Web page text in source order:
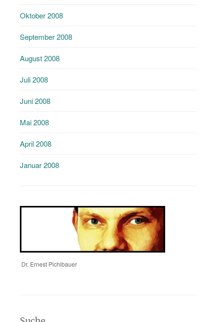
Oktober 2008
September 2008
August 2008
Juli 2008
Juni 2008
Mai 2008
April 2008
Januar 2008
Dr. Ernest Pichlbauer